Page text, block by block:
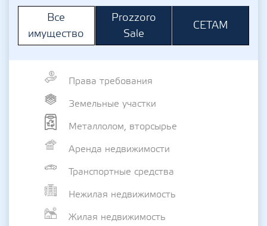
Все
имущество
Prozzoro
Sale
СЕТАМ
Права требования
Земельные участки
Металлолом, вторсырье
Аренда недвижимости
Транспортные средства
Нежилая недвижимость
Жилая недвижимость